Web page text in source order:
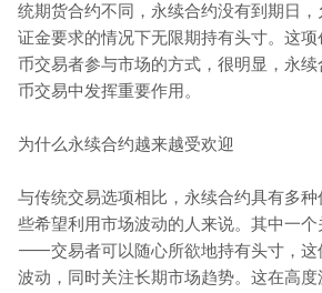
统期货合约不同，永续合约没有到期日
证金要求的情况下无限期持有头寸。这
币交易者参与市场的方式，很明显，永
币交易中发挥重要作用。
为什么永续合约越来越受欢迎
与传统交易选项相比，永续合约具有多
些希望利用市场波动的人来说。其中一
——交易者可以随心所欲地持有头寸，这
波动，同时关注长期市场趋势。这在高